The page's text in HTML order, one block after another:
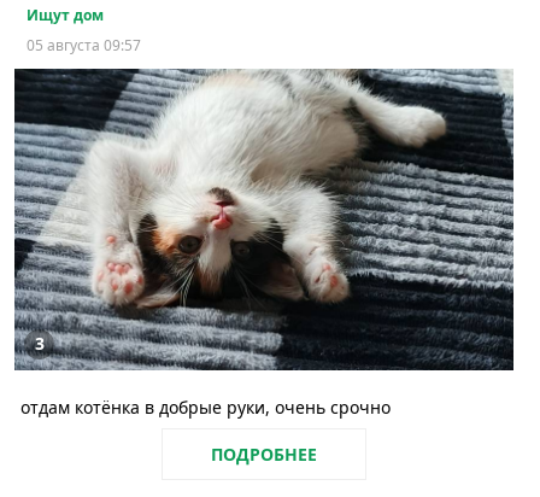
Ищут дом
05 августа 09:57
3
отдам котёнка в добрые руки, очень срочно
ПОДРОБНЕЕ